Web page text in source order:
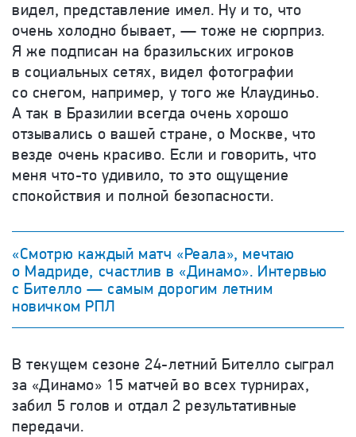
видел, представление имел. Ну и то, что
очень холодно бывает, — тоже не сюрприз.
Я же подписан на бразильских игроков
в социальных сетях, видел фотографии
со снегом, например, у того же Клаудиньо.
А так в Бразилии всегда очень хорошо
отзывались о вашей стране, о Москве, что
везде очень красиво. Если и говорить, что
меня что-то удивило, то это ощущение
спокойствия и полной безопасности.
«Смотрю каждый матч «Реала», мечтаю
о Мадриде, счастлив в «Динамо». Интервью
с Бителло — самым дорогим летним
новичком РПЛ
В текущем сезоне 24-летний Бителло сыграл
за «Динамо» 15 матчей во всех турнирах,
забил 5 голов и отдал 2 результативные
передачи.